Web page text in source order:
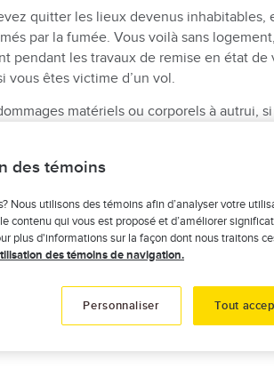
quitter les lieux devenus
par la fumée. Vous voilà sans
pendant les travaux de remise en état
vous êtes victime d’un vol.
matériels ou corporels à autrui,
se blesse dans votre
répercussions sur votre équilibre
n’avez pas à craindre qu’un de ces
habitation
habitation pour locataire
? Pour
des témoins
Nous utilisons des témoins afin d’analyser votre
contenu qui vous est proposé et d’améliorer
plus d'informations sur la façon dont nous traitons
des témoins de navigation.
Personnaliser Tout